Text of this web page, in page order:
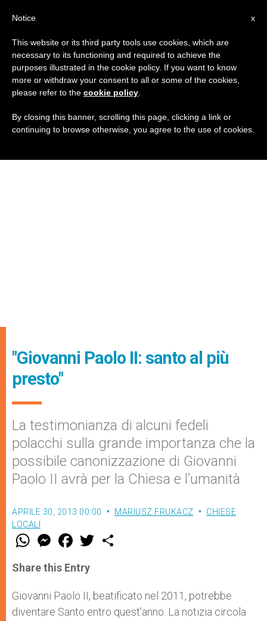
"Giovanni Paolo II: santo al più
presto"
La testimonianza di alcuni fedeli
polacchi sulla grande importanza che la
possibile canonizzazione di Giovanni
Paolo II avrà per la Chiesa e l’umanità
APRILE 30, 2013 00:00 MARIUSZ FRUKACZ
CHIESE
LOCALI
W
t
s
p
p
M
e
s
e
g
e
r
F
a
e
b
o
k
w
r
Share this Entry
Giovanni Paolo II, beatificato nel 2011, potrebbe
diventare Santo entro quest’anno. La notizia circola
x
Notice
This website or its third party tools use cookies, which are
necessary to its functioning and required to achieve the
purposes illustrated in the cookie policy. If you want to know
more or withdraw your consent to all or some of the cookies,
please refer to the cookie policy
By closing this banner, scrolling this page, clicking a link or
continuing to browse otherwise, you agree to the use of cookies.